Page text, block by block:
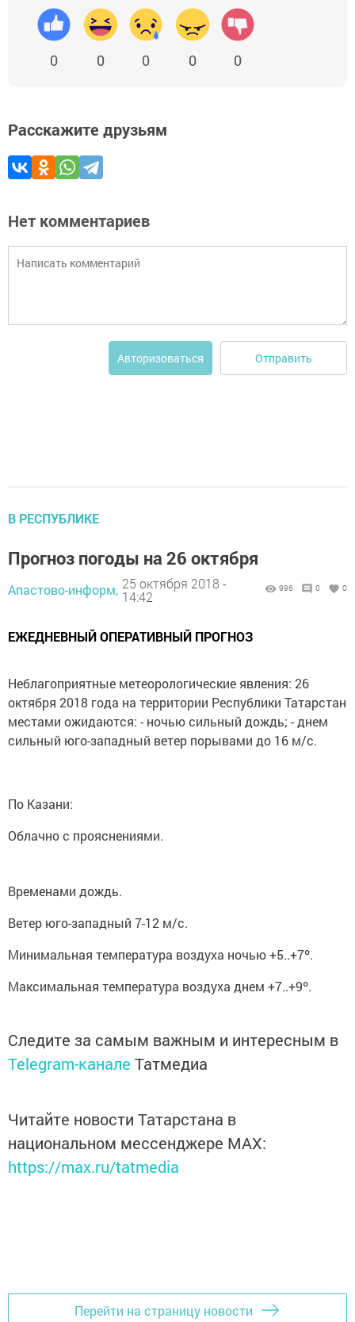
0 0 0 0 0
Расскажите друзьям
Нет комментариев
Авторизоваться Отправить
В РЕСПУБЛИКЕ
Прогноз погоды на 26 октября
Апастово-информ, 25 октября 2018 -
14:42
996 0 0
ЕЖЕДНЕВНЫЙ ОПЕРАТИВНЫЙ ПРОГНОЗ
Неблагоприятные метеорологические явления: 26
октября 2018 года на территории Республики Татарстан
местами ожидаются: - ночью сильный дождь; - днем
сильный юго-западный ветер порывами до 16 м/с.
По Казани:
Облачно с прояснениями.
Временами дождь.
Ветер юго-западный 7-12 м/с.
Минимальная температура воздуха ночью +5..+7º.
Максимальная температура воздуха днем +7..+9º.
Следите за самым важным и интересным в
Telegram-канале Татмедиа
Читайте новости Татарстана в
национальном мессенджере MАХ:
https://max.ru/tatmedia
Перейти на страницу новости